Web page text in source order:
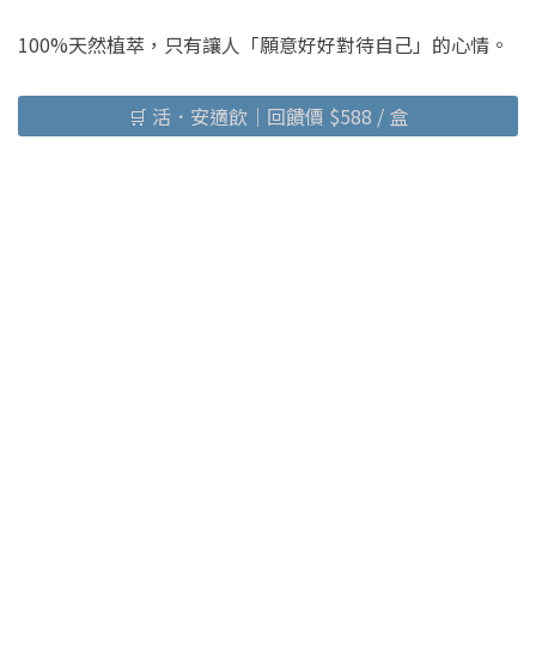
100%天然植萃，只有讓人「願意好好對待自己」的心情。
🛒 活．安適飲｜回饋價 $588 / 盒